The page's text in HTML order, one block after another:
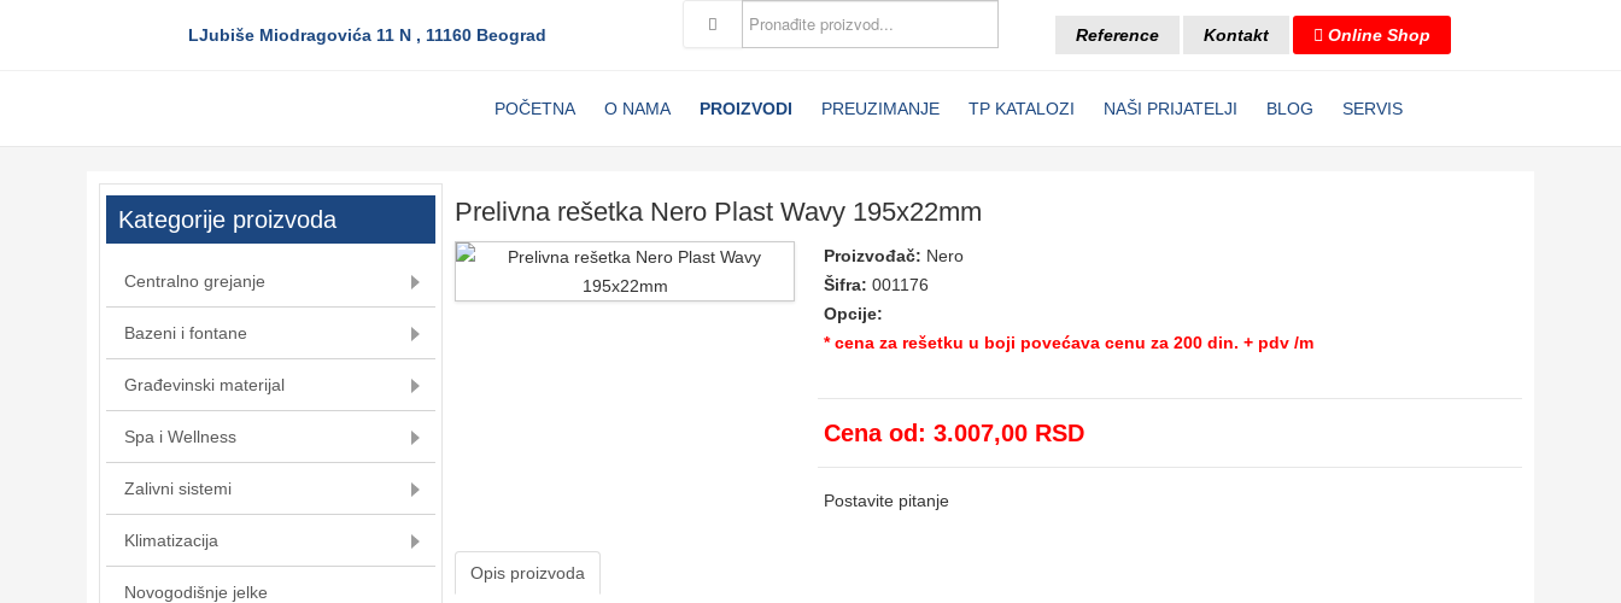
LJubiše Miodragovića 11 N , 11160 Beograd Reference Kontakt Online Shop
POČETNA O NAMA PROIZVODI PREUZIMANJE TP KATALOZI NAŠI PRIJATELJI BLOG SERVIS
Kategorije proizvoda
Centralno grejanje
Bazeni i fontane
Građevinski materijal
Spa i Wellness
Zalivni sistemi
Klimatizacija
Novogodišnje jelke
Prelivna rešetka Nero Plast Wavy 195x22mm
Proizvođač: Nero
Šifra: 001176
Opcije:
* cena za rešetku u boji povećava cenu za 200 din. + pdv /m
Cena od:3.007,00 RSD
Postavite pitanje
Opis proizvoda